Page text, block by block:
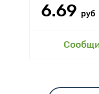
6.69 руб